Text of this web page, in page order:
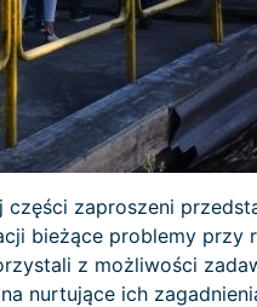
zaproszeni
bieżące problemy przy
z możliwości
nurtujące ich